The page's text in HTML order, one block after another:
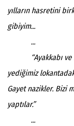
yılların hasretini
gibiyim...
...
“Ayakkabı ve
yediğimiz
Gayet nazikler. Bizi
yaptılar.”
...